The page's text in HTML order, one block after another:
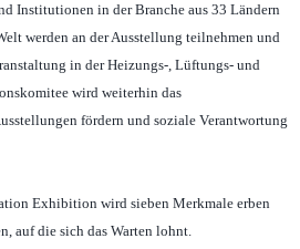
Institutionen in der Branche aus 33 Ländern
werden an der Ausstellung teilnehmen und
in der Heizungs-, Lüftungs- und
wird weiterhin das
fördern und soziale Verantwortung
Exhibition wird sieben Merkmale erben
auf die sich das Warten lohnt.